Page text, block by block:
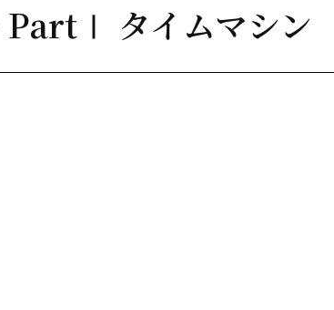
PartⅠ タイムマシン